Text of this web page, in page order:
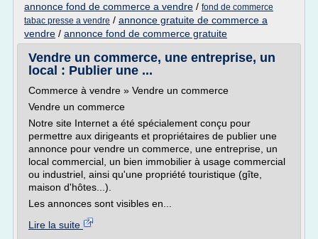
annonce fond de commerce a vendre / fond de commerce
tabac presse a vendre / annonce gratuite de commerce a
vendre / annonce fond de commerce gratuite
Vendre un commerce, une entreprise, un
local : Publier une ...
Commerce à vendre » Vendre un commerce
Vendre un commerce
Notre site Internet a été spécialement conçu pour
permettre aux dirigeants et propriétaires de publier une
annonce pour vendre un commerce, une entreprise, un
local commercial, un bien immobilier à usage commercial
ou industriel, ainsi qu'une propriété touristique (gîte,
maison d'hôtes...).
Les annonces sont visibles en...
Lire la suite